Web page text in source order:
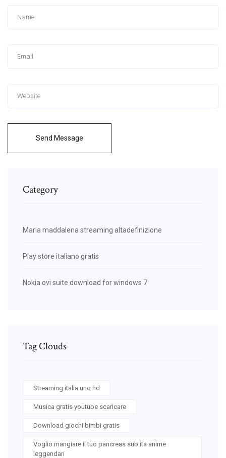
Send Message
Category
Maria maddalena streaming altadefinizione
Play store italiano gratis
Nokia ovi suite download for windows 7
Tag Clouds
Streaming italia uno hd
Musica gratis youtube scaricare
Download giochi bimbi gratis
Voglio mangiare il tuo pancreas sub ita anime
leggendari